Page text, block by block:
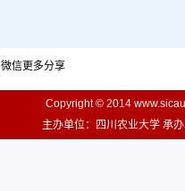
微信更多分享
Copyright © 2014
主办单位：四川农业大学 承